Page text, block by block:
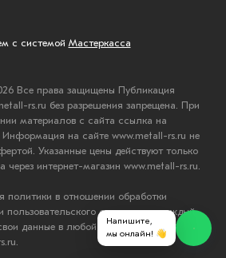
с системой Мастеркасса
Все права защищены Публикация
rs.ru без разрешения запрещена. При
материалов с сайта ссылка на
Информация на сайте www.metall-rs.ru не
Указанные цены действуют только
через интернет-магазин www.metall-rs.ru.
политики в отношении обработки
пользовательского соглашения каждый
данные в любой форме обратной
Напишите,
мы онлайн! 👋